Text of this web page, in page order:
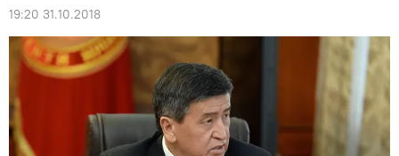
19:20 31.10.2018